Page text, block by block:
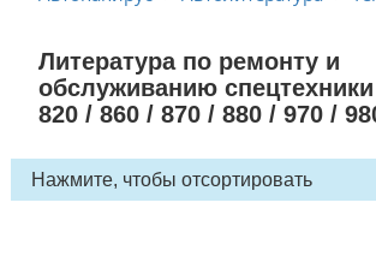
Литература по ремонту и
обслуживанию
820 / 860 / 870 / 880 / 970 /